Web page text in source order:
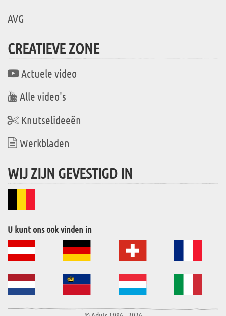
AVG
CREATIEVE ZONE
Actuele video
Alle video's
Knutselideeën
Werkbladen
WIJ ZIJN GEVESTIGD IN
U kunt ons ook vinden in